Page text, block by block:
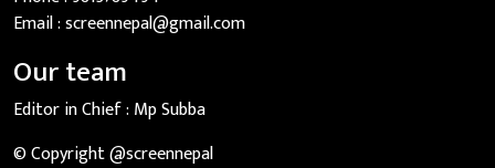
Email :screennepal@gmail.com
Our team
Editor in Chief : Mp Subba
© Copyright @screennepal